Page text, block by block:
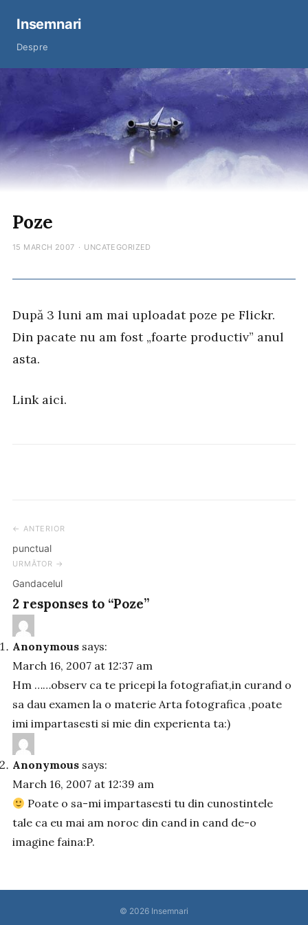
Insemnari
Despre
Poze
15 MARCH 2007 · UNCATEGORIZED
După 3 luni am mai uploadat poze pe Flickr.
Din pacate nu am fost „foarte productiv” anul
asta.
Link aici.
Post
navigation
← ANTERIOR
punctual
URMĂTOR →
Gandacelul
2 responses to “Poze”
Anonymous says:
March 16, 2007 at 12:37 am
Hm ……observ ca te pricepi la fotografiat,in curand o
sa dau examen la o materie Arta fotografica ,poate
imi impartasesti si mie din experienta ta:)
Anonymous says:
March 16, 2007 at 12:39 am
Poate o sa-mi impartasesti tu din cunostintele
tale ca eu mai am noroc din cand in cand de-o
imagine faina:P.
© 2026 Insemnari